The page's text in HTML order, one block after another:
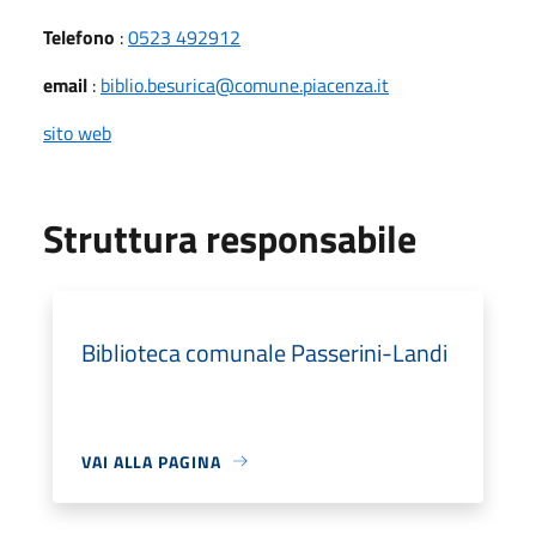
Telefono :0523 492912
email : biblio.besurica@comune.piacenza.it
sito web
Struttura responsabile
Biblioteca comunale Passerini-Landi
VAI ALLA PAGINA